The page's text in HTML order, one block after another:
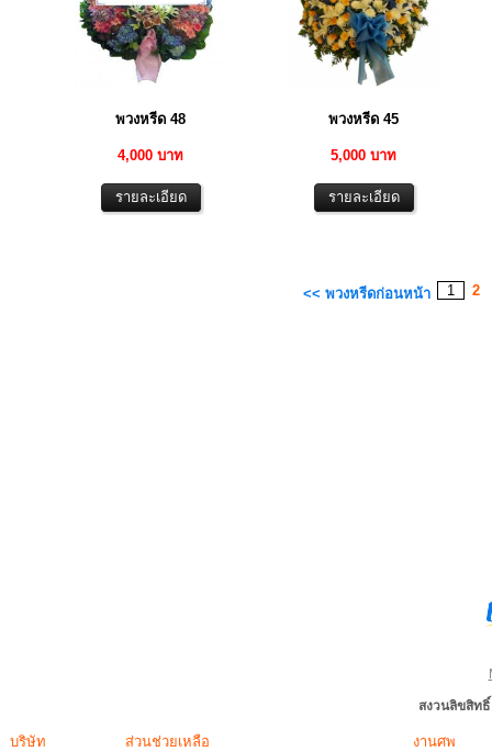
พวงหรีด 48
4,000 บาท
พวงหรีด 45
5,000 บาท
<< พวงหรีดก่อนหน้า 1 2
สงวนลิขสิท
บริษัท ส่วนช่วยเหลือ งานศพ